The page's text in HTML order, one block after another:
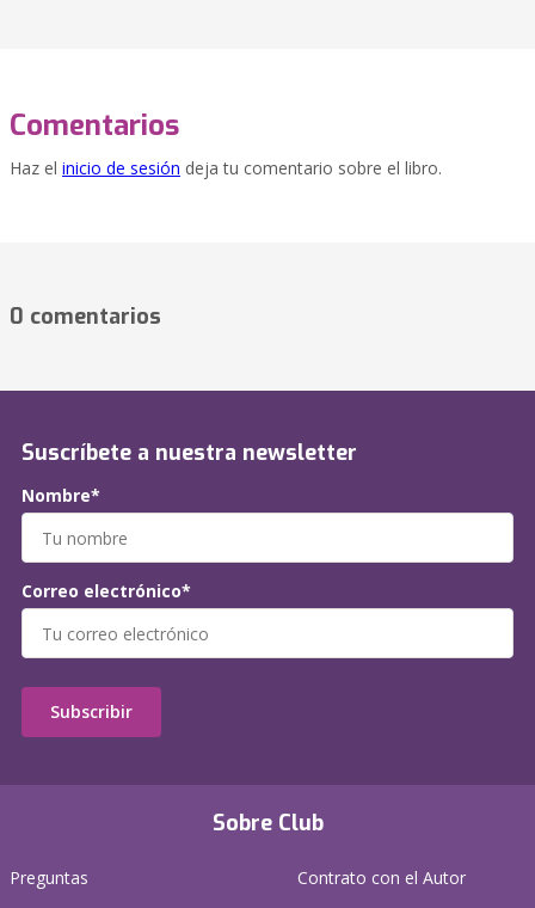
Comentarios
Haz el inicio de sesión deja tu comentario sobre el libro.
0 comentarios
Sobre Club
Preguntas
Contrato con el Autor
Suscríbete a nuestra newsletter
Nombre*
Correo electrónico*
Subscribir